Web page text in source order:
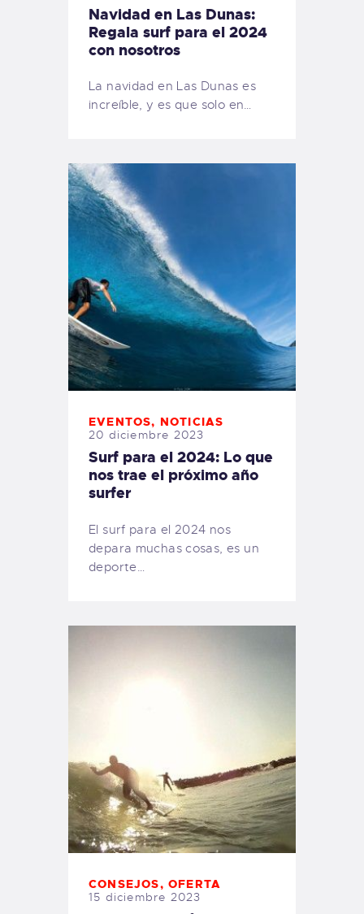
Navidad en Las Dunas:
Regala surf para el 2024
con nosotros
La navidad en Las Dunas es
increíble, y es que solo en…
EVENTOS, NOTICIAS
20 diciembre 2023
Surf para el 2024: Lo que
nos trae el próximo año
surfer
El surf para el 2024 nos
depara muchas cosas, es un
deporte…
CONSEJOS,OFERTA
15 diciembre 2023